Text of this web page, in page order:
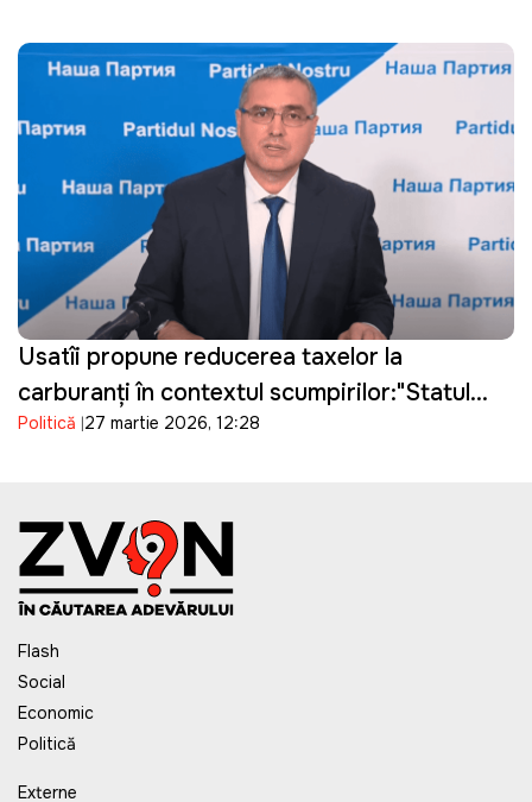
Usatîi propune reducerea taxelor la
carburanți în contextul scumpirilor:"Statul
câștigă, oamenii suferă"
Politică 27 martie 2026, 12:28
Flash
Social
Economic
Politică
Externe